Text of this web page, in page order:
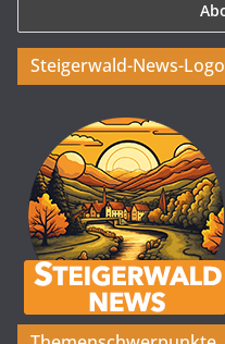
Steigerwald-News-Logo